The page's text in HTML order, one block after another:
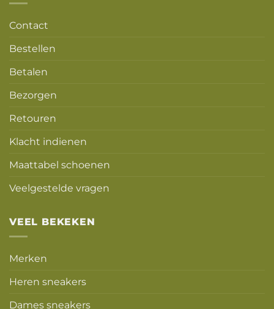
Contact
Bestellen
Betalen
Bezorgen
Retouren
Klacht indienen
Maattabel schoenen
Veelgestelde vragen
VEEL BEKEKEN
Merken
Heren sneakers
Dames sneakers